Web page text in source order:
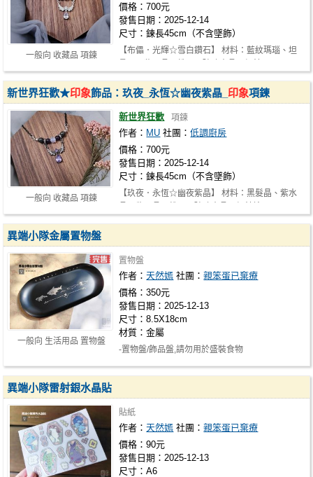
一般向 收藏品 項鍊
價格：700元
發售日期：2025-12-14
尺寸：鍊長45cm（不含墜飾）
【布儡．光輝☆雪白鑽石】 材料：藍紋瑪瑙、坦
一般向 收藏品 項鍊
新世界狂歡★印象飾品：玖夜_永恆☆幽夜紫晶_印象項鍊
新世界狂歡 項鍊
作者： MU 社團：低調廚房
價格：700元
發售日期：2025-12-14
尺寸：鍊長45cm（不含墜飾）
【玖夜．永恆☆幽夜紫晶】 材料：黑髮晶、紫水
一般向 生活用品 置物盤
異端小隊金屬置物盤
置物盤
作者：天然嫣 社團：親笨蛋已棄療
價格：350元
發售日期：2025-12-13
尺寸：8.5X18cm
材質：金屬
-置物盤/飾品盤,請勿用於盛裝食物
異端小隊雷射銀水晶貼
貼紙
作者：天然嫣 社團：親笨蛋已棄療
價格：90元
發售日期：2025-12-13
尺寸：A6